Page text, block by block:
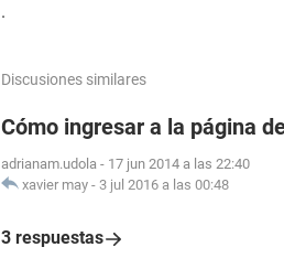
.
Discusiones similares
Cómo ingresar a la página
adrianam.udola - 17 jun 2014 a las 22:40
xavier may - 3 jul 2016 a las 00:48
3 respuestas